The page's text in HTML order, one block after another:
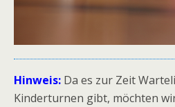
Hinweis: Da es zur Zeit
Kinderturnen gibt, möchten